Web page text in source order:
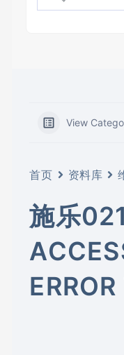
View
首页 资料库
施乐